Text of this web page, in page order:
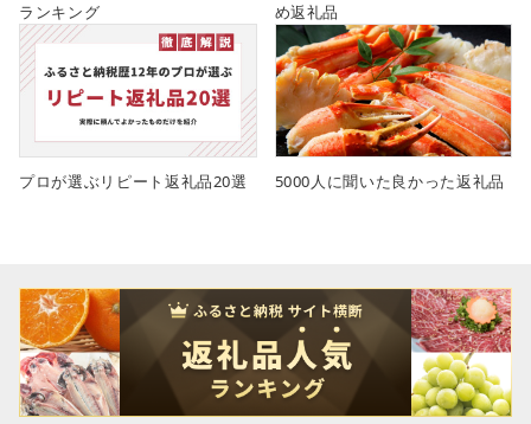
ランキング
め返礼品
プロが選ぶリピート返礼品20選 5000人に聞いた良かった返礼品